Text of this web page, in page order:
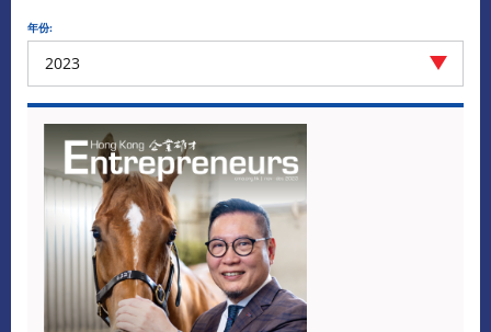
年份:
2023